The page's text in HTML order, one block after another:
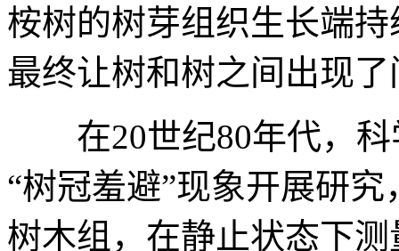
桉树的树芽组织生长端
最终让树和树之间出现了
在20世纪80年代，科
“树冠羞避”现象开展研
树木组，在静止状态下